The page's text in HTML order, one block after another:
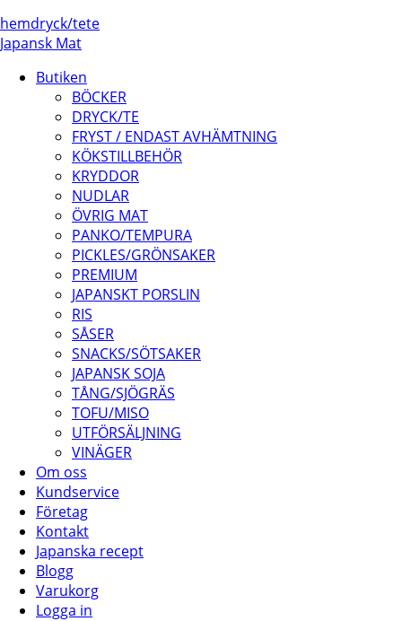
hemdryck/tete
Japansk Mat
Butiken
BÖCKER
DRYCK/TE
FRYST / ENDAST AVHÄMTNING
KÖKSTILLBEHÖR
KRYDDOR
NUDLAR
ÖVRIG MAT
PANKO/TEMPURA
PICKLES/GRÖNSAKER
PREMIUM
JAPANSKT PORSLIN
RIS
SÅSER
SNACKS/SÖTSAKER
JAPANSK SOJA
TÅNG/SJÖGRÄS
TOFU/MISO
UTFÖRSÄLJNING
VINÄGER
Om oss
Kundservice
Företag
Kontakt
Japanska recept
Blogg
Varukorg
Logga in